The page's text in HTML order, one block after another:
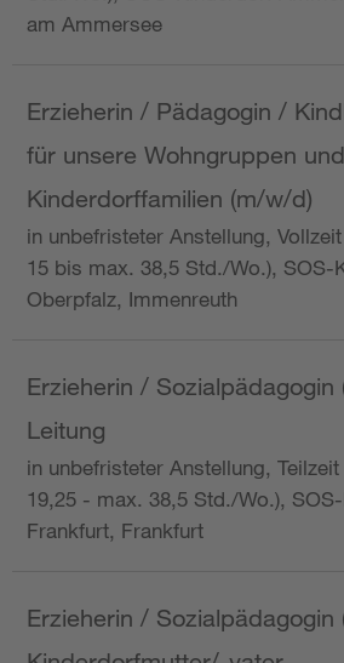
am Ammersee
Erzieherin / Pädagogin /
für unsere Wohngruppen und
Kinderdorffamilien (m/w/d)
in unbefristeter Anstellung,
15 bis max. 38,5 Std./Wo.), SOS-
Oberpfalz, Immenreuth
Erzieherin /
Leitung
in unbefristeter Anstellung,
19,25 - max. 38,5 Std./Wo.),
Frankfurt, Frankfurt
Erzieherin /